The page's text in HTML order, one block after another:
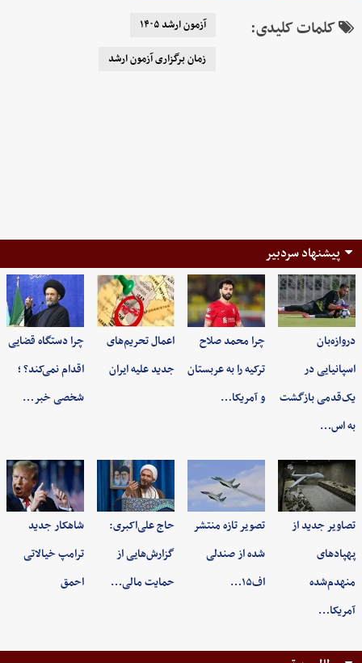
کلمات کلیدی:
آزمون ارشد ۱۴۰۵
زمان برگزاری آزمون ارشد
پیشنهاد سردبیر
دروازه‌بان
اسپانیایی در
یک‌قدمی بازگشت
به اس…
چرا محمد صلاح
ترکیه را به عربستان
و آمریکا…
اعمال تحریم‌های
جدید علیه ایران
چرا دستگاه قضایی
اقدام نمی‌کند؟ ؛
شخصی خبر…
تصاویر جدید از
پهپادهای
منهدم‌شده
آمریکا…
تصویر تازه منتشر
شده از صندلی
اف۱۵…
حاج علی‌اکبری:
گزارش‌هایی از
حمایت مالی…
شاهکار جدید
ترامپ خیالاتی
احمق